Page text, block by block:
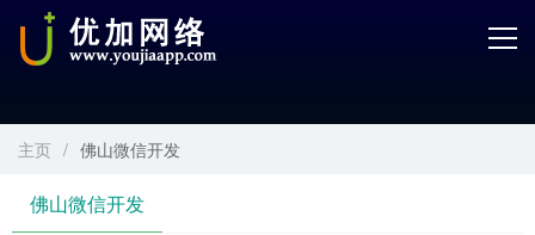
首页
开发服务
解决方案
主页 / 佛山微信开发
佛山微信开发